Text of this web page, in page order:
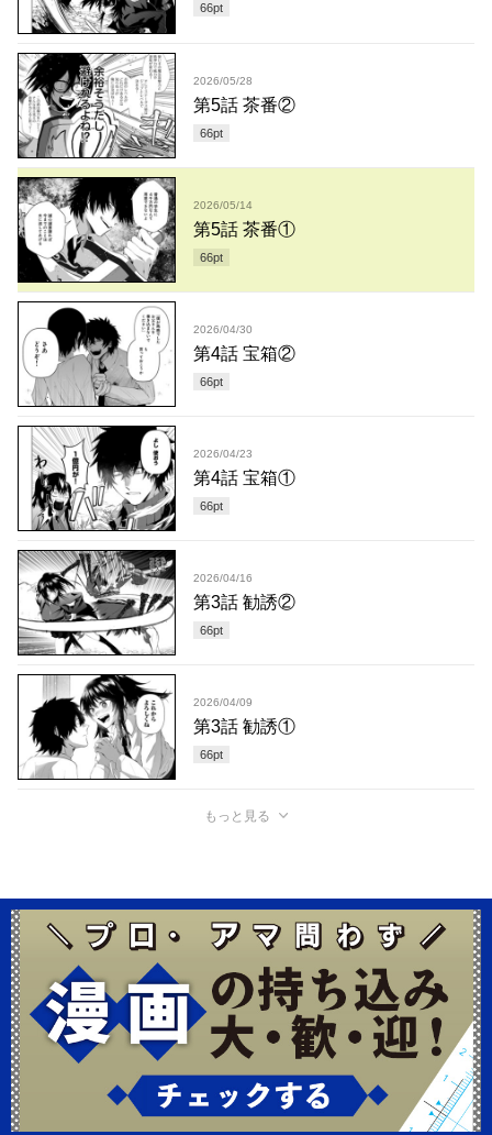
66pt
2026/05/28
第5話 茶番②
66pt
2026/05/14
第5話 茶番①
66pt
2026/04/30
第4話 宝箱②
66pt
2026/04/23
第4話 宝箱①
66pt
2026/04/16
第3話 勧誘②
66pt
2026/04/09
第3話 勧誘①
66pt
もっと見る